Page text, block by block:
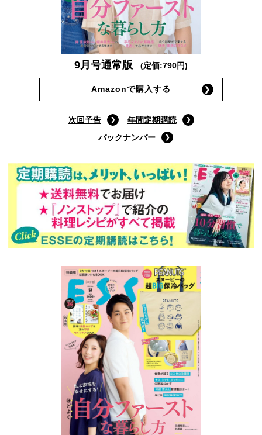
9月号通常版 (定価:790円)
Amazonで購入する
次回予告
年間定期購読
バックナンバー